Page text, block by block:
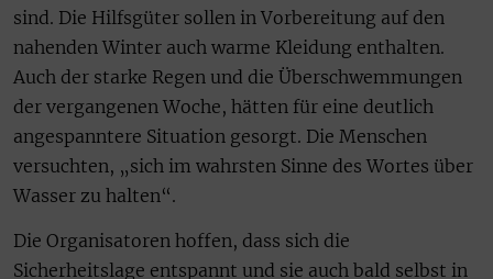
sind. Die Hilfsgüter sollen in Vorbereitung auf den
nahenden Winter auch warme Kleidung enthalten.
Auch der starke Regen und die Überschwemmungen
der vergangenen Woche, hätten für eine deutlich
angespanntere Situation gesorgt. Die Menschen
versuchten, „sich im wahrsten Sinne des Wortes über
Wasser zu halten“.
Die Organisatoren hoffen, dass sich die
Sicherheitslage entspannt und sie auch bald selbst in